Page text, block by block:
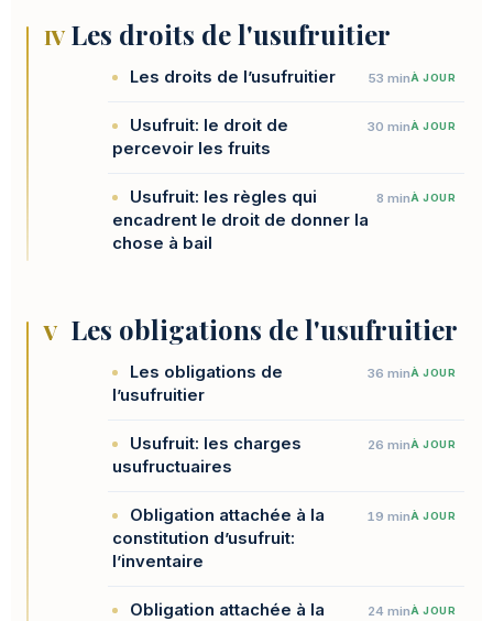
IV Les droits de l'usufruitier
Les droits de l’usufruitier 53 minÀ JOUR
Usufruit: le droit de
percevoir les fruits
30 minÀ JOUR
Usufruit: les règles qui
encadrent le droit de donner la
chose à bail
8 minÀ JOUR
V Les obligations de l'usufruitier
Les obligations de
l’usufruitier
36 minÀ JOUR
Usufruit: les charges
usufructuaires
26 minÀ JOUR
Obligation attachée à la
constitution d’usufruit:
l’inventaire
19 minÀ JOUR
Obligation attachée à la
24 minÀ JOUR